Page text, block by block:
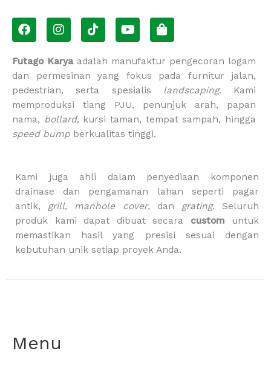
F
a
e
b
o
o
k
I
n
t
a
g
r
a
m
T
i
t
o
k
Y
o
t
u
b
e
S
h
p
p
i
n
g
-
Futago Karyaadalah manufaktur pengecoran logam
dan permesinan yang fokus pada furnitur jalan,
pedestrian, serta spesialis landscaping. Kami
memproduksi tiang PJU, penunjuk arah, papan
nama, bollard, kursi taman, tempat sampah, hingga
speed bump berkualitas tinggi.
Kami juga ahli dalam penyediaan komponen
drainase dan pengamanan lahan seperti pagar
antik, grill, manhole cover, dan grating. Seluruh
produk kami dapat dibuat secara custom untuk
memastikan hasil yang presisi sesuai dengan
kebutuhan unik setiap proyek Anda.
Menu